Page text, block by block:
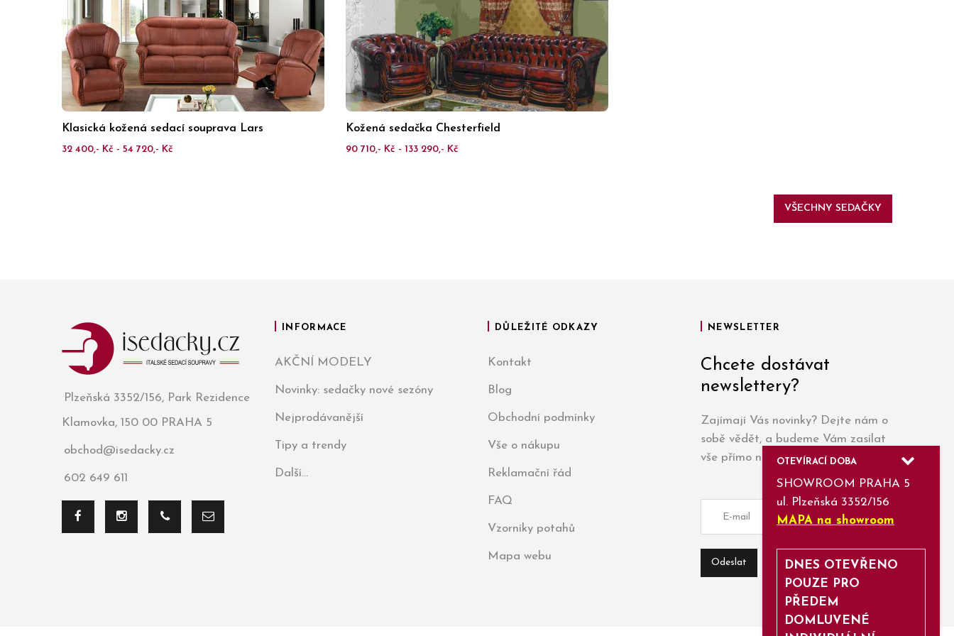
Klasická kožená sedací souprava Lars
32 400,- Kč - 54 720,- Kč
Kožená sedačka Chesterfield
90 710,- Kč - 133 290,- Kč
VŠECHNY SEDAČKY
Plzeňská 3352/156, Park Rezidence
Klamovka, 150 00 PRAHA 5
obchod@isedacky.cz
602 649 611
INFORMACE
AKČNÍ MODELY
Novinky: sedačky nové sezóny
Nejprodávanější
Tipy a trendy
Další...
DŮLEŽITÉ ODKAZY
Kontakt
Blog
Obchodní podmínky
Vše o nákupu
Reklamační řád
FAQ
Vzorníky potahů
Mapa webu
NEWSLETTER
Chcete dostávat
newslettery?
Zajímají Vás novinky? Dejte nám o
sobě vědět, a budeme Vám zasílat
vše přímo na e-mail.OTEVÍRACÍ DOBA
SHOWROOM PRAHA 5
ul. Plzeňská 3352/156
MAPA na showroom
DNES OTEVŘENO
POUZE PRO
PŘEDEM
DOMLUVENÉ